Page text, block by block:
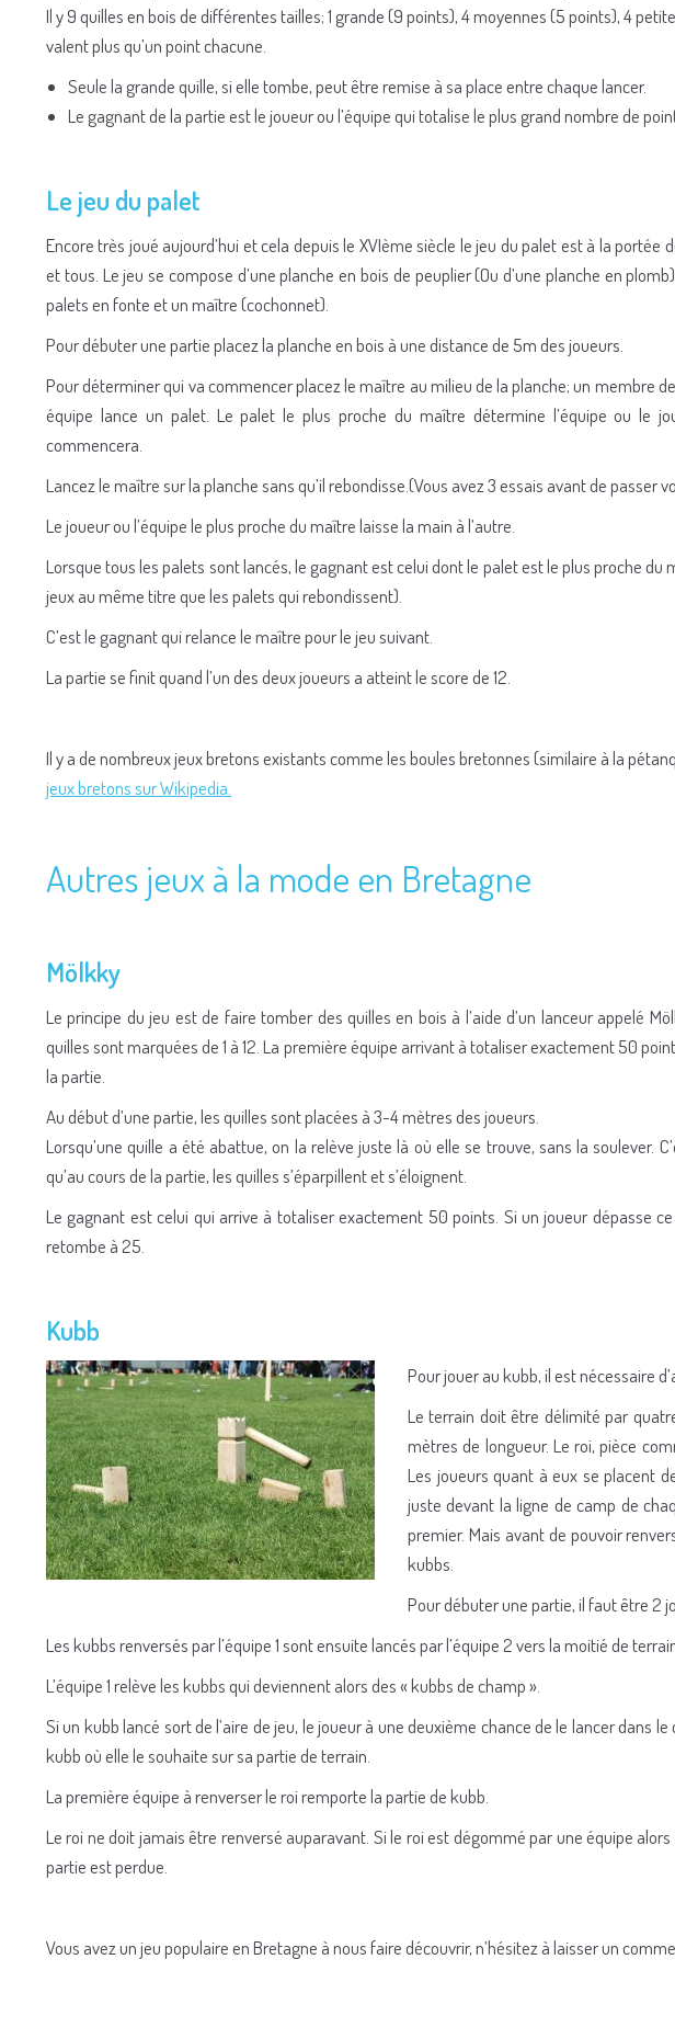
Il y 9 quilles en bois de différentes tailles; 1 grande (9 points), 4 moyennes (5 points), 4
valent plus qu’un point chacune.
Seule la grande quille, si elle tombe, peut être remise à sa place entre chaque lancer.
Le gagnant de la partie est le joueur ou l’équipe qui totalise le plus grand nombre de
Le jeu du palet
Encore très joué aujourd’hui et cela depuis le XVIème siècle le jeu du palet est à la portée
et tous. Le jeu se compose d’une planche en bois de peuplier (Ou d’une planche en
palets en fonte et un maître (cochonnet).
Pour débuter une partie placez la planche en bois à une distance de 5m des joueurs.
Pour déterminer qui va commencer placez le maître au milieu de la planche; un membre
équipe lance un palet. Le palet le plus proche du maître détermine l’équipe ou le
commencera.
Lancez le maître sur la planche sans qu’il rebondisse.(Vous avez 3 essais avant de passer
Le joueur ou l’équipe le plus proche du maître laisse la main à l’autre.
Lorsque tous les palets sont lancés, le gagnant est celui dont le palet est le plus proche
jeux au même titre que les palets qui rebondissent).
C’est le gagnant qui relance le maître pour le jeu suivant.
La partie se finit quand l’un des deux joueurs a atteint le score de 12.
Il y a de nombreux jeux bretons existants comme les boules bretonnes (similaire à la
jeux bretons sur Wikipedia.
Autres jeux à la mode en Bretagne
Mölkky
Le principe du jeu est de faire tomber des quilles en bois à l’aide d’un lanceur appelé
quilles sont marquées de 1 à 12. La première équipe arrivant à totaliser exactement 50
la partie.
Au début d’une partie, les quilles sont placées à 3-4 mètres des joueurs.
Lorsqu’une quille a été abattue, on la relève juste là où elle se trouve, sans la soulever.
qu’au cours de la partie, les quilles s’éparpillent et s’éloignent.
Le gagnant est celui qui arrive à totaliser exactement 50 points. Si un joueur dépasse
retombe à 25.
Kubb
Pour jouer au kubb, il est nécessaire
Le terrain doit être délimité par
mètres de longueur. Le roi, pièce
Les joueurs quant à eux se placent
juste devant la ligne de camp de
premier. Mais avant de pouvoir
kubbs.
Pour débuter une partie, il faut être 2
Les kubbs renversés par l’équipe 1 sont ensuite lancés par l’équipe 2 vers la moitié de terrain
L’équipe 1 relève les kubbs qui deviennent alors des « kubbs de champ ».
Si un kubb lancé sort de l’aire de jeu, le joueur à une deuxième chance de le lancer dans le
kubb où elle le souhaite sur sa partie de terrain.
La première équipe à renverser le roi remporte la partie de kubb.
Le roi ne doit jamais être renversé auparavant. Si le roi est dégommé par une équipe
partie est perdue.
Vous avez un jeu populaire en Bretagne à nous faire découvrir, n’hésitez à laisser un